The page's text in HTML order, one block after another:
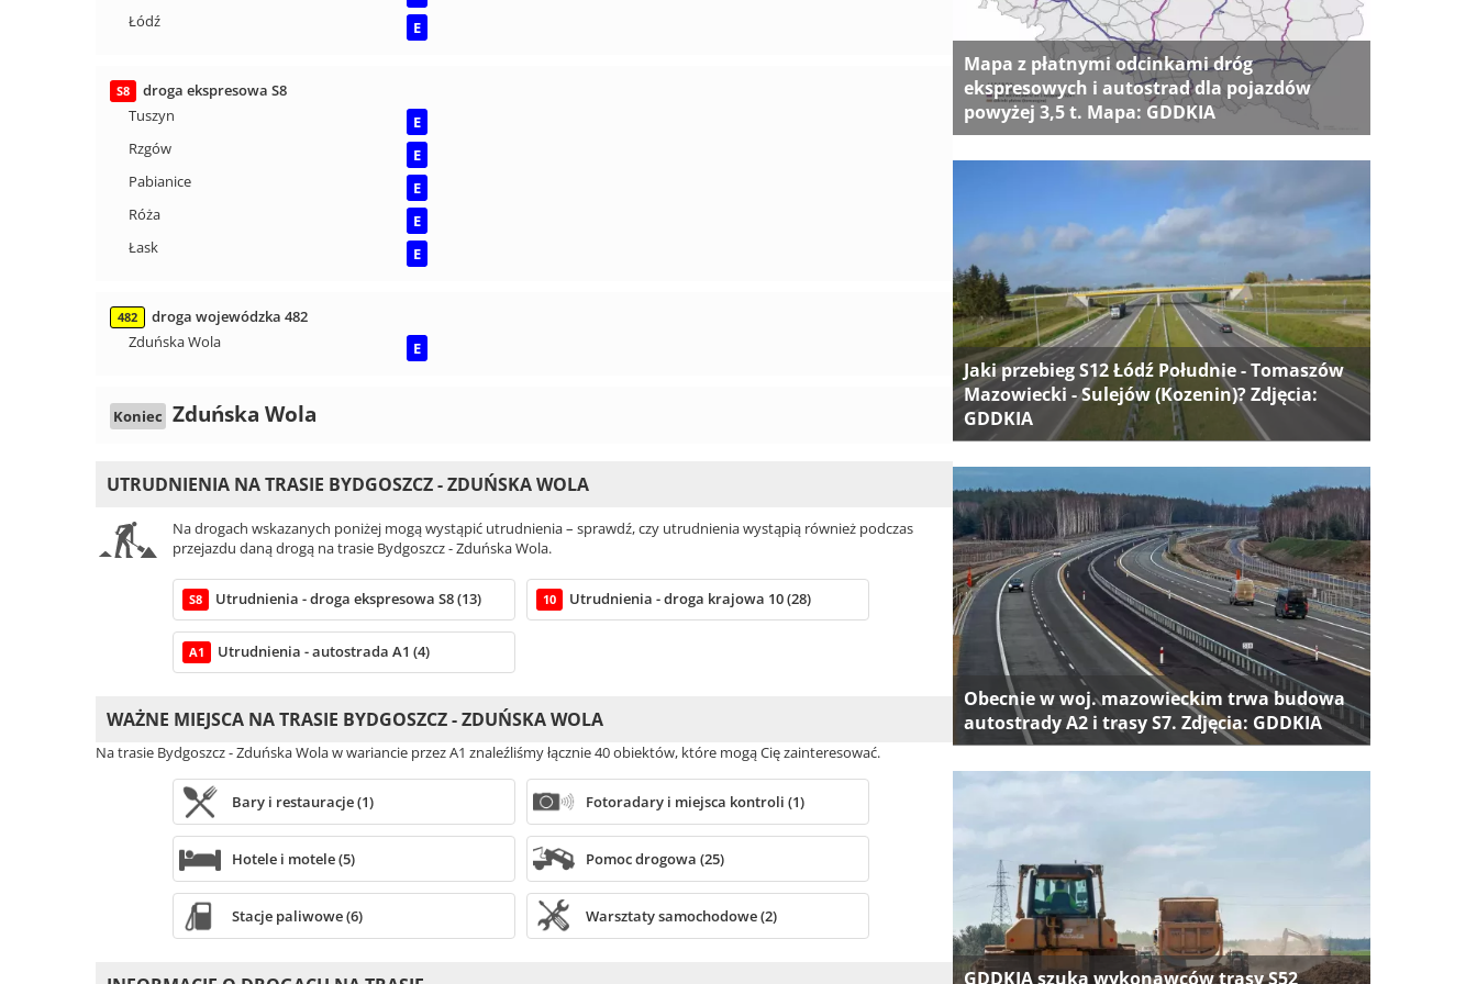
Łódź
E
S8
droga ekspresowa S8
Tuszyn
E
Rzgów
E
Pabianice
E
Róża
E
Łask
E
482
droga wojewódzka 482
Zduńska Wola
E
Koniec Zduńska Wola
UTRUDNIENIA NA TRASIE BYDGOSZCZ - ZDUŃSKA WOLA
Na drogach wskazanych poniżej mogą wystąpić utrudnienia – sprawdź, czy utrudnienia wystąpią również podczas
przejazdu daną drogą na trasie Bydgoszcz - Zduńska Wola.
S8 Utrudnienia - droga ekspresowa S8 (13) 10 Utrudnienia - droga krajowa 10 (28)
A1 Utrudnienia - autostrada A1 (4)
WAŻNE MIEJSCA NA TRASIE BYDGOSZCZ - ZDUŃSKA WOLA
Na trasie Bydgoszcz - Zduńska Wola w wariancie przez A1 znaleźliśmy łącznie 40 obiektów, które mogą Cię zainteresować.
Bary i restauracje (1) Fotoradary i miejsca kontroli (1)
Hotele i motele (5) Pomoc drogowa (25)
Stacje paliwowe (6) Warsztaty samochodowe (2)
Mapa z płatnymi odcinkami dróg
ekspresowych i autostrad dla pojazdów
powyżej 3,5 t. Mapa: GDDKIA
Jaki przebieg S12 Łódź Południe - Tomaszów
Mazowiecki - Sulejów (Kozenin)? Zdjęcia:
GDDKIA
Obecnie w woj. mazowieckim trwa budowa
autostrady A2 i trasy S7. Zdjęcia: GDDKIA
GDDKIA szuka wykonawców trasy S52